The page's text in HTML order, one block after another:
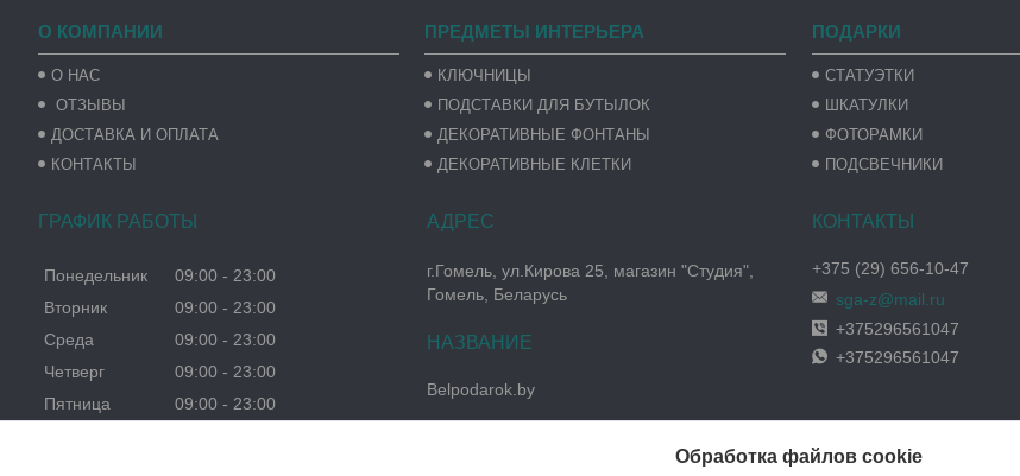
О КОМПАНИИ
О НАС
ОТЗЫВЫ
ДОСТАВКА И ОПЛАТА
КОНТАКТЫ
ПРЕДМЕТЫ ИНТЕРЬЕРА
КЛЮЧНИЦЫ
ПОДСТАВКИ ДЛЯ БУТЫЛОК
ДЕКОРАТИВНЫЕ ФОНТАНЫ
ДЕКОРАТИВНЫЕ КЛЕТКИ
ПОДАРКИ
СТАТУЭТКИ
ШКАТУЛКИ
ФОТОРАМКИ
ПОДСВЕЧНИКИ
ГРАФИК РАБОТЫ
Понедельник 09:00
23:00
Вторник
09:00
23:00
Среда
09:00
23:00
Четверг
09:00
23:00
Пятница
09:00
23:00
г.Гомель, ул.Кирова 25, магазин "Студия",
Гомель, Беларусь
Belpodarok.by
+375 (29) 656-10-47
sga-z@mail.ru
+375296561047
+375296561047
Обработка файлов cookie